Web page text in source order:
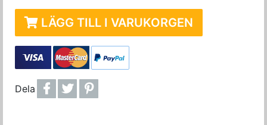
LÄGG TILL I VARUKORGEN
Dela